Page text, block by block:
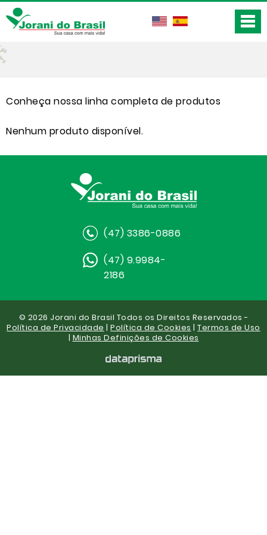
Conheça nossa linha completa de produtos
Nenhum produto disponível.
(47) 3386-0886
(47) 9.9984-
2186
© 2026 Jorani do Brasil Todos os Direitos Reservados -
Política de Privacidade |Política de Cookies |Termos de Uso
| Minhas Definições de Cookies